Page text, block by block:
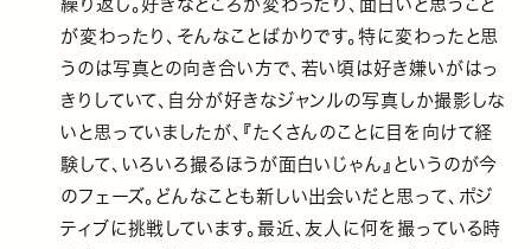
繰り返し。好きなところが変わったり、面白いと思うこと
が変わったり、そんなことばかりです。特に変わったと思
うのは写真との向き合い方で、若い頃は好き嫌いがはっ
きりしていて、自分が好きなジャンルの写真しか撮影しな
いと思っていましたが、『たくさんのことに目を向けて経
験して、いろいろ撮るほうが面白いじゃん』というのが今
のフェーズ。どんなことも新しい出会いだと思って、ポジ
ティブに挑戦しています。最近、友人に何を撮っている時